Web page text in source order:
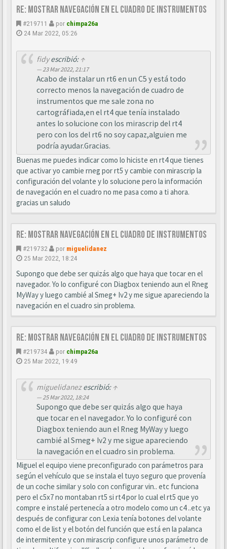
Re: Mostrar navegación en el cuadro de instrumentos
#219711 por chimpa26a
24 Mar 2022, 05:26
fidyescribió: ↑
23 Mar 2022, 21:17
Acabo de instalar un rt6 en un C5 y está todo
correcto menos la navegación de cuadro de
instrumentos que me sale zona no
cartográfiada,en el rt4 que tenía instalado
antes lo solucione con los mirascrip del rt4
pero con los del rt6 no soy capaz,alguien me
podría ayudar.Gracias.
Buenas me puedes indicar como lo hiciste en rt4 que tienes
que activar yo cambie rneg por rt5 y cambie con mirascrip la
configuración del volante y lo solucione pero la información
de navegación en el cuadro no me pasa como a ti ahora.
gracias un saludo
Re: Mostrar navegación en el cuadro de instrumentos
#219732 por miguelidanez
25 Mar 2022, 18:24
Supongo que debe ser quizás algo que haya que tocar en el
navegador. Yo lo configuré con Diagbox teniendo aun el Rneg
MyWay y luego cambié al Smeg+ Iv2 y me sigue apareciendo la
navegación en el cuadro sin problema.
Re: Mostrar navegación en el cuadro de instrumentos
#219734 por chimpa26a
25 Mar 2022, 19:49
miguelidanezescribió: ↑
25 Mar 2022, 18:24
Supongo que debe ser quizás algo que haya
que tocar en el navegador. Yo lo configuré con
Diagbox teniendo aun el Rneg MyWay y luego
cambié al Smeg+ Iv2 y me sigue apareciendo
la navegación en el cuadro sin problema.
Miguel el equipo viene preconfigurado con parámetros para
según el vehículo que se instala el tuyo seguro que provenía
de un coche similar y solo con configurar vin.. etc funciona
pero el c5x7 no montaban rt5 si rt4 por lo cual el rt5 que yo
compre e instalé pertenecía a otro modelo como un c4 ..etc ya
después de configurar con Lexia tenía botones del volante
como el de list y el botón del función que está en la palanca
de intermitente y con mirascrip configure unos parámetro de